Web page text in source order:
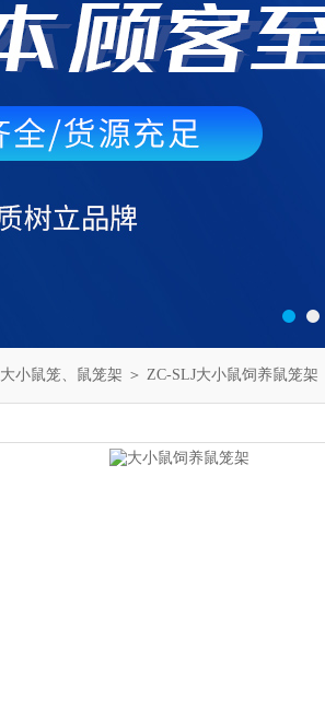
大小鼠笼、鼠笼架 ＞ ZC-SLJ大小鼠饲养鼠笼架